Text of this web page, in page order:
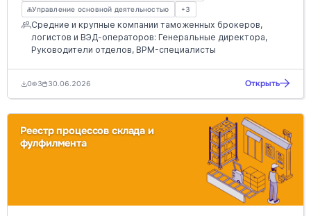
Управление основной деятельностью
+3
Средние и крупные компании таможенных брокеров,
логистов и ВЭД-операторов: Генеральные директора,
Руководители отделов, BPM-специалисты
0 3 30.06.2026 Открыть
Реестр процессов склада и
фулфилмента